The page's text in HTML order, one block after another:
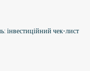
інвестиційний чек-лист